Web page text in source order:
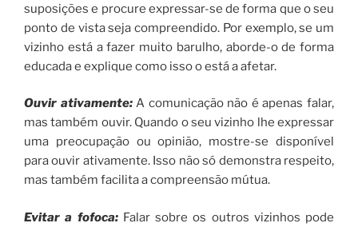
suposições e procure expressar-se de forma que o seu
ponto de vista seja compreendido. Por exemplo, se um
vizinho está a fazer muito barulho, aborde-o de forma
educada e explique como isso o está a afetar.
Ouvir ativamente:A comunicação não é apenas falar,
mas também ouvir. Quando o seu vizinho lhe expressar
uma preocupação ou opinião, mostre-se disponível
para ouvir ativamente. Isso não só demonstra respeito,
mas também facilita a compreensão mútua.
Evitar a fofoca:Falar sobre os outros vizinhos pode